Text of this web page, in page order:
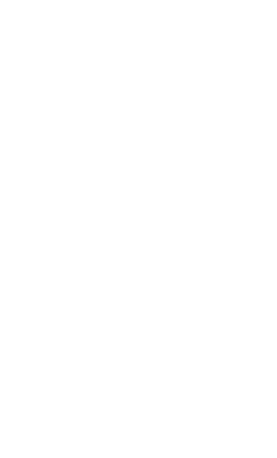
Chiliflocken über
Super schnell zubereitet.
Hast du das Rezept
freue ich mich riesig
mit den Sternen hier
gerne in die
geschmeckt hat und